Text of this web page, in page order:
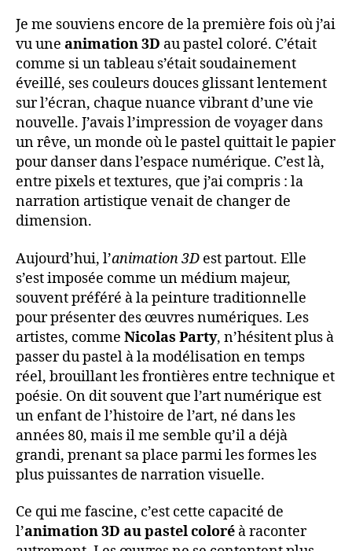
Je me souviens encore de la première fois où j’ai
vu une animation 3D au pastel coloré. C’était
comme si un tableau s’était soudainement
éveillé, ses couleurs douces glissant lentement
sur l’écran, chaque nuance vibrant d’une vie
nouvelle. J’avais l’impression de voyager dans
un rêve, un monde où le pastel quittait le papier
pour danser dans l’espace numérique. C’est là,
entre pixels et textures, que j’ai compris : la
narration artistique venait de changer de
dimension.
Aujourd’hui, l’animation 3D est partout. Elle
s’est imposée comme un médium majeur,
souvent préféré à la peinture traditionnelle
pour présenter des œuvres numériques. Les
artistes, comme Nicolas Party, n’hésitent plus à
passer du pastel à la modélisation en temps
réel, brouillant les frontières entre technique et
poésie. On dit souvent que l’art numérique est
un enfant de l’histoire de l’art, né dans les
années 80, mais il me semble qu’il a déjà
grandi, prenant sa place parmi les formes les
plus puissantes de narration visuelle.
Ce qui me fascine, c’est cette capacité de
l’animation 3D au pastel coloré à raconter